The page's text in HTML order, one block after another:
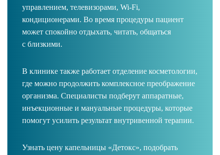
управлением, телевизорами, Wi-Fi,
кондиционерами. Во время процедуры пациент
может спокойно отдыхать, читать, общаться
с близкими.
В клинике также работает отделение косметологии,
где можно продолжить комплексное преображение
организма. Специалисты подберут аппаратные,
инъекционные и мануальные процедуры, которые
помогут усилить результат внутривенной терапии.
Узнать цену капельницы «Детокс», подобрать